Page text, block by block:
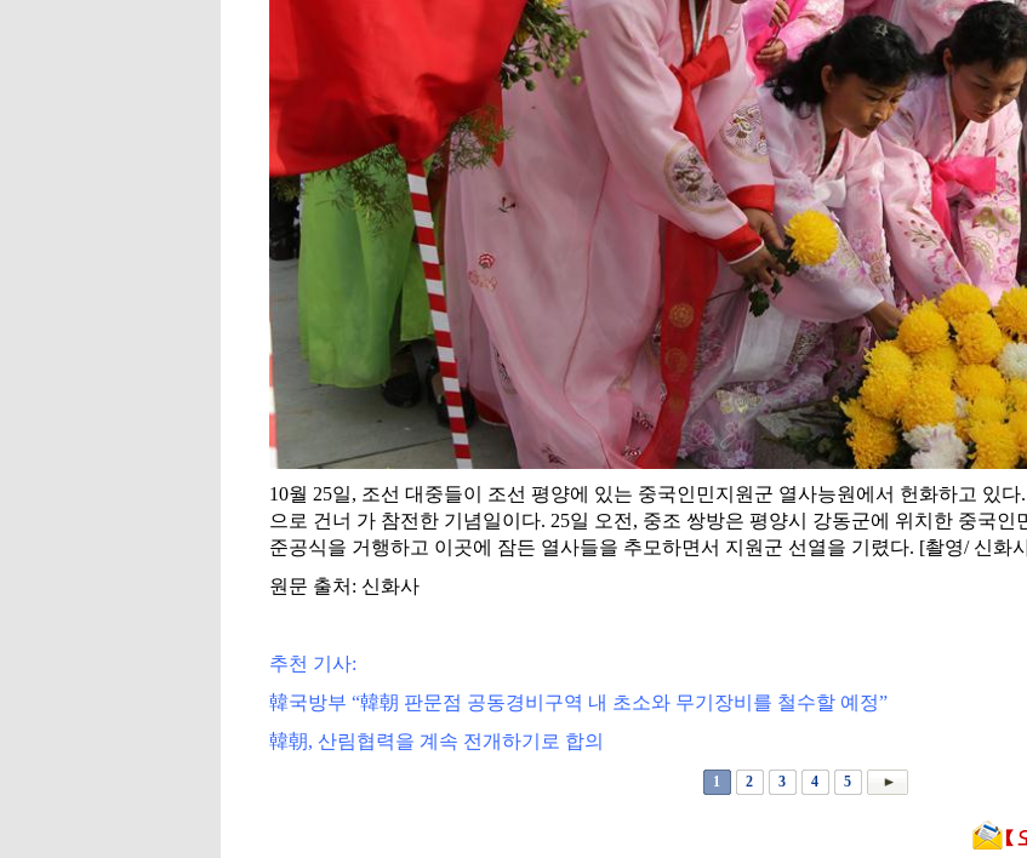
10월 25일, 조선 대중들이 조선 평양에 있는 중국인민지원군 열사능원에서 헌화하고 있
으로 건너 가 참전한 기념일이다. 25일 오전, 중조 쌍방은 평양시 강동군에 위치한 중국
준공식을 거행하고 이곳에 잠든 열사들을 추모하면서 지원군 선열을 기렸다. [촬영/ 신화
원문 출처: 신화사
추천 기사:
韓국방부 “韓朝 판문점 공동경비구역 내 초소와 무기장비를 철수할 예정”
韓朝, 산림협력을 계속 전개하기로 합의
1 2 3 4 5